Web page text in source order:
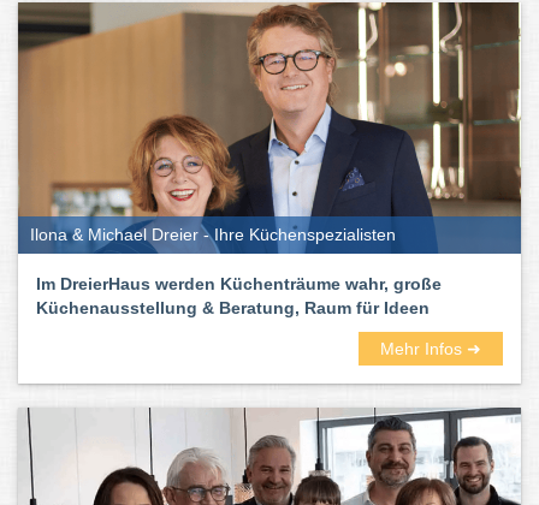
eine Küche im Landhausstil, eine moderne Küche oder eine
bestimmte Marke – hier findet ihr die passenden Experten für
Welche Küchenarten gibt es?
Wenn ihr euch in einem Küchenstudio in München und
Umgebung beraten lasst, dann werdet ihr schnell feststellen, dass
es zwei große Unterschiede gibt: Die Modulküchen im
Ilona & Michael Dreier - Ihre Küchenspezialisten
Im DreierHaus werden Küchenträume wahr, große
Küchenausstellung & Beratung, Raum für Ideen
Mehr Infos ➜